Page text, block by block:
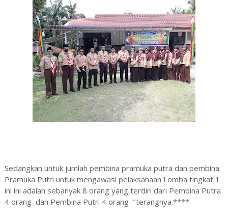
Sedangkan untuk jumlah pembina pramuka putra dan pembina
Pramuka Putri untuk mengawasi pelaksanaan Lomba tingkat 1
ini ini adalah sebanyak 8 orang yang terdiri dari Pembina Putra
4 orang dan Pembina Putri 4 orang "terangnya.****